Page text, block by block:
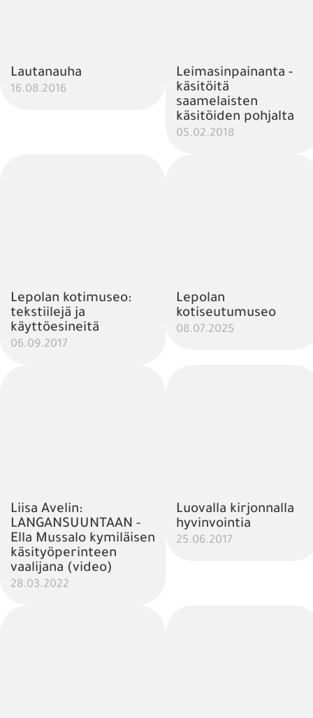
Lautanauha
16.08.2016
Leimasinpainanta -
käsitöitä
saamelaisten
käsitöiden pohjalta
05.02.2018
Lepolan kotimuseo:
tekstiilejä ja
käyttöesineitä
06.09.2017
Lepolan
kotiseutumuseo
08.07.2025
Liisa Avelin:
LANGANSUUNTAAN -
Ella Mussalo kymiläisen
käsityöperinteen
vaalijana (video)
28.03.2022
Luovalla kirjonnalla
hyvinvointia
25.06.2017